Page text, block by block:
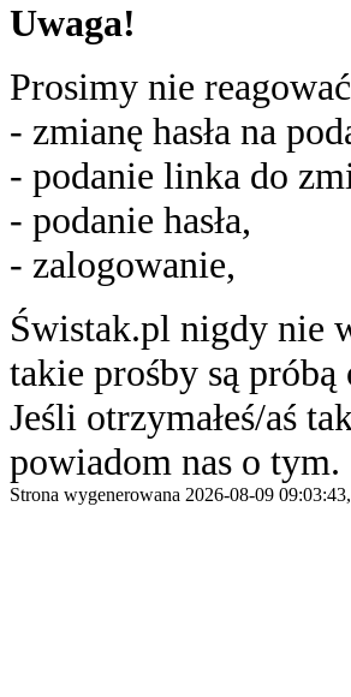
Uwaga!
Prosimy nie
- zmianę hasła na
- podanie linka do
- podanie hasła,
- zalogowanie,
Świstak.pl nigdy nie
takie prośby są próbą
Jeśli otrzymałeś/aś
powiadom nas o tym.
Strona wygenerowana 2026-08-09